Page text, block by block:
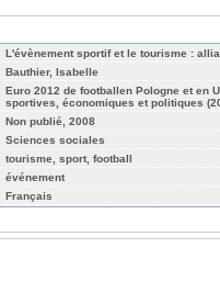
L'évènement sportif et le tourisme :
Bauthier, Isabelle
Euro 2012 de footballen Pologne et en
sportives, économiques et politiques
Non publié, 2008
Sciences sociales
tourisme, sport, football
événement
Français